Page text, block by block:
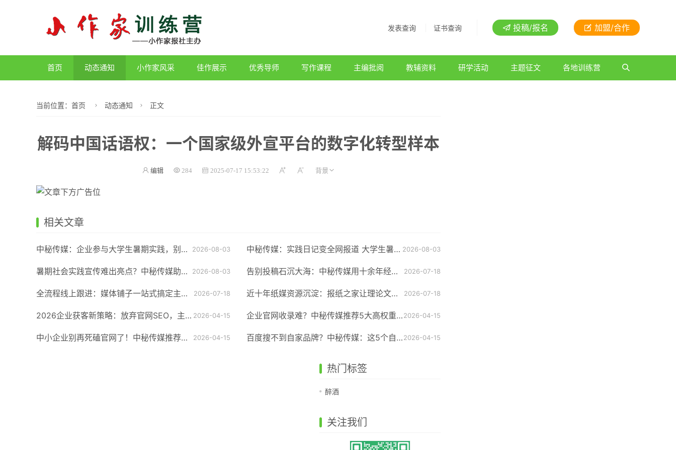
发表查询 证书查询 投稿/报名 加盟/合作
首页 动态通知 小作家风采 佳作展示 优秀导师 写作课程 主编批阅 教辅资料 研学活动 主题征文 各地训练营
当前位置： 首页 动态通知 正文
解码中国话语权：一个国家级外宣平台的数字化转型样本
编辑 284 2025-07-17 15:53:22
相关文章
2026-08-03
中秘传媒：企业参与大学生暑期实践，别让宣传环节拖了后腿 2026-08-03
中秘传媒：实践日记变全网报道 大学生暑期实践的宣传加分指南
2026-08-03
‌暑期社会实践宣传难出亮点？中秘传媒助您实现高校活动声量做破圈 2026-07-18
告别投稿石沉大海：中秘传媒用十余年经验破解大报理论版发表密码
2026-07-18
全流程线上跟进：媒体铺子一站式搞定主流报纸理论版投稿全环节 2026-07-18
近十年纸媒资源沉淀：报纸之家让理论文章登上大报不再难
2026-04-15
2026企业获客新策略：放弃官网SEO，主攻搜狐/百家号矩阵（中秘传媒） 2026-04-15
企业官网收录难？中秘传媒推荐5大高权重自媒体平台
2026-04-15
中小企业别再死磕官网了！中秘传媒推荐双平台矩阵获客法 2026-04-15
百度搜不到自家品牌？中秘传媒：这5个自媒体平台才是收录神器
热门标签
醉酒
关注我们